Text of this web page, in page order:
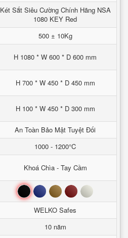
Két Sắt Siêu Cường Chính Hãng NSA
1080 KEY Red
500 ± 10Kg
H 1080 * W 600 * D 600 mm
H 700 * W 450 * D 450 mm
H 100 * W 450 * D 300 mm
An Toàn Bảo Mật Tuyệt Đối
1000 - 1200°C
Khoá Chìa - Tay Cầm
Đen Xanh Nâu Đỏ Trắng
WELKO Safes
10 năm